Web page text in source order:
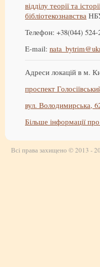
відділу теорії та
бібліотекознавства
Телефон: +38(044) 524-
E-mail:
Адреси локацій в м.
проспект
вул. Володимирська,
Більше інформації про
Всі права захищено © 2013 -